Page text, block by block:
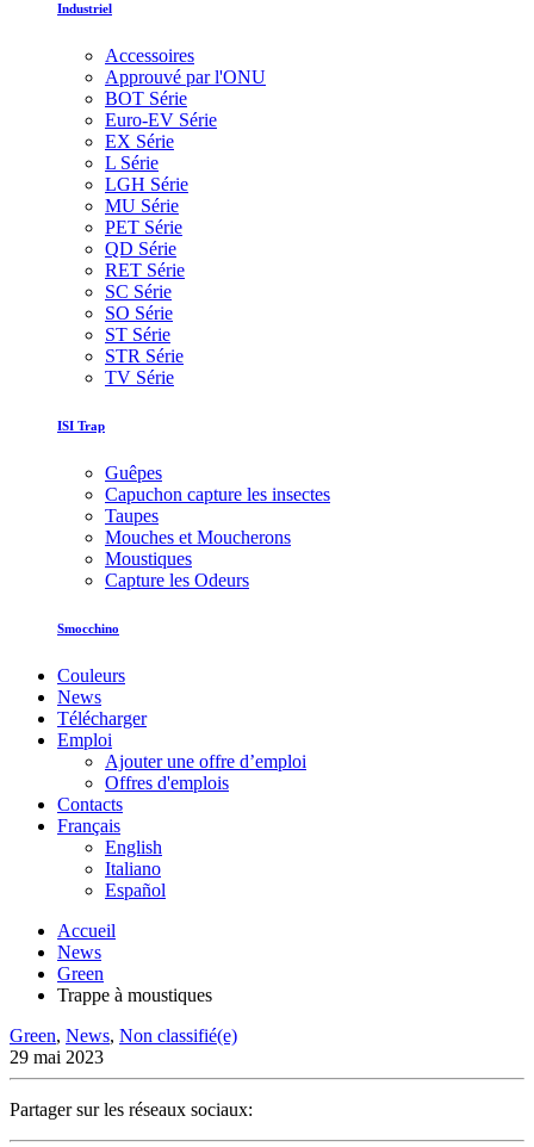
Industriel
Accessoires
Approuvé par l'ONU
BOT Série
Euro-EV Série
EX Série
L Série
LGH Série
MU Série
PET Série
QD Série
RET Série
SC Série
SO Série
ST Série
STR Série
TV Série
ISI Trap
Guêpes
Capuchon capture les insectes
Taupes
Mouches et Moucherons
Moustiques
Capture les Odeurs
Smocchino
Couleurs
News
Télécharger
Emploi
Ajouter une offre d’emploi
Offres d'emplois
Contacts
Français
English
Italiano
Español
Accueil
News
Green
Trappe à moustiques
Green, News, Non classifié(e)
29 mai 2023
Partager sur les réseaux sociaux: